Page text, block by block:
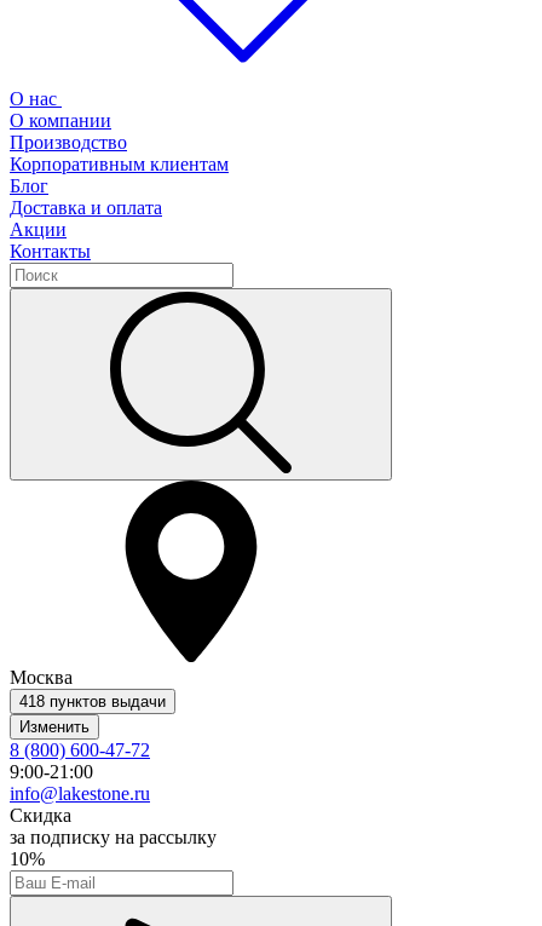
О нас
О компании
Производство
Корпоративным клиентам
Блог
Доставка и оплата
Акции
Контакты
Москва
418 пунктов выдачи
Изменить
8 (800) 600-47-72
9:00-21:00
info@lakestone.ru
Скидка
за подписку на рассылку
10%